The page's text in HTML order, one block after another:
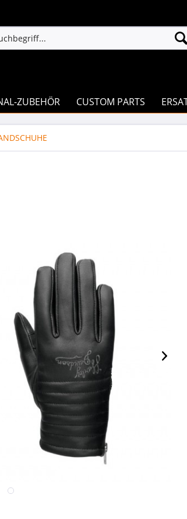
ZUBEHÖR CUSTOM PARTS